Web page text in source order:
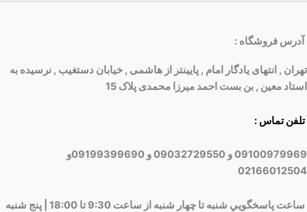
آدرس فروشگاه :
تهران , انتهای یادگار امام , پایینتر از هاشمی , خیابان دستغیب , نرسیده به
استاد معین , بن بست احمد میرزا محمدی پلاک 15
تلفن تماس :
09100979969 و 09032729550 و 09199399690و
02166012504
ساعت پاسخگويي شنبه تا چهار شنبه از ساعت 9:30 تا 18:00 | پنج شنبه